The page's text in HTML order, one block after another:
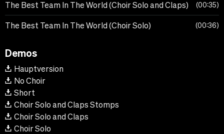
The Best Team In The World (Choir Solo and Claps) 00:35
The Best Team In The World (Choir Solo) 00:36
Demos
Hauptversion
No Choir
Short
Choir Solo and Claps Stomps
Choir Solo and Claps
Choir Solo